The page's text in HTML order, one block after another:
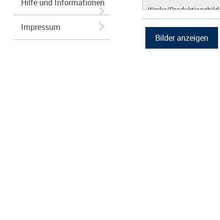
Hilfe und Informationen
Impressum
Werke/
Grafiken